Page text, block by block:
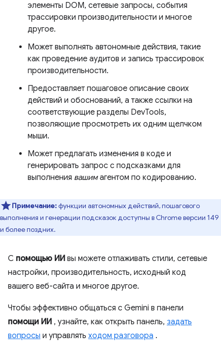
элементы DOM, сетевые запросы, события
трассировки производительности и многое
другое.
Может выполнять автономные действия, такие
как проведение аудитов и запись трассировок
производительности.
Предоставляет пошаговое описание своих
действий и обоснований, а также ссылки на
соответствующие разделы DevTools,
позволяющие просмотреть их одним щелчком
мыши.
Может предлагать изменения в коде и
генерировать запрос с подсказками для
выполнения вашимагентом по кодированию.
Примечание: функции автономных действий, пошагового
выполнения и генерации подсказок доступны в Chrome версии 149
и более поздних.
С помощью ИИ вы можете отлаживать стили, сетевые
настройки, производительность, исходный код
вашего веб-сайта и многое другое.
Чтобы эффективно общаться с Gemini в панели
помощи ИИ , узнайте, как открыть панель, задать
вопросы и управлять ходом разговора .